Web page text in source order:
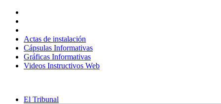
contenido
Actas de instalación
Cápsulas Informativas
Gráficas Informativas
Videos Instructivos Web
El Tribunal